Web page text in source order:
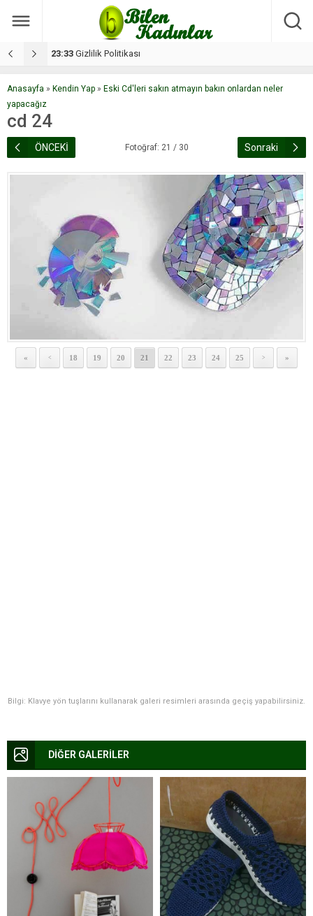
17:08 Dilan, düğününe 5 gün kala hayatını kaybetti
Anasayfa » Kendin Yap » Eski Cd'leri sakın atmayın bakın onlardan neler
yapacağız
cd 24
ÖNCEKİ Fotoğraf: 21 / 30 Sonraki
« < 18 19 20 21 22 23 24 25 > »
Bilgi: Klavye yön tuşlarını kullanarak galeri resimleri arasında geçiş yapabilirsiniz.
DİĞER GALERİLER